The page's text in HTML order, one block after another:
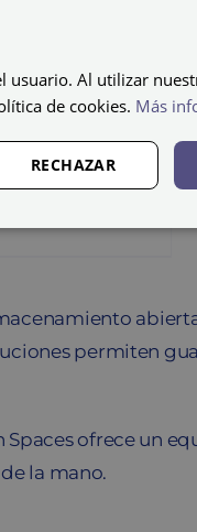
permiten
Spaces ofrece un
la mano.
usuario. Al utilizar
de cookies. Más
RECHAZAR